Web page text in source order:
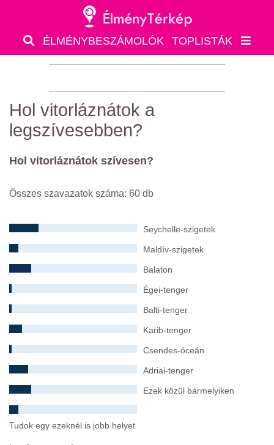
ÉLMÉNYBESZÁMOLÓK TOPLISTÁK
Hol vitorláznátok a
legszívesebben?
Hol vitorláznátok szívesen?
Összes szavazatok száma: 60 db
Seychelle-szigetek
Maldív-szigetek
Balaton
Égei-tenger
Balti-tenger
Karib-tenger
Csendes-óceán
Adriai-tenger
Ezek közül bármelyiken
Tudok egy ezeknél is jobb helyet